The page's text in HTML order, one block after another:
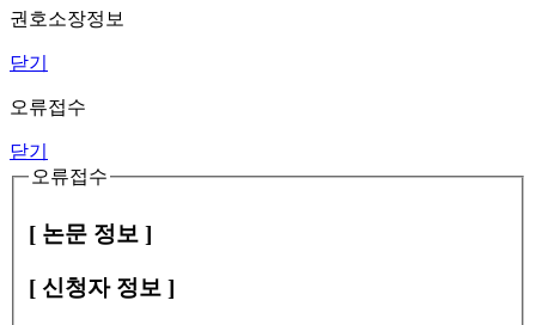
권호소장정보
닫기
오류접수
닫기
오류접수
[ 논문 정보 ]
[ 신청자 정보 ]